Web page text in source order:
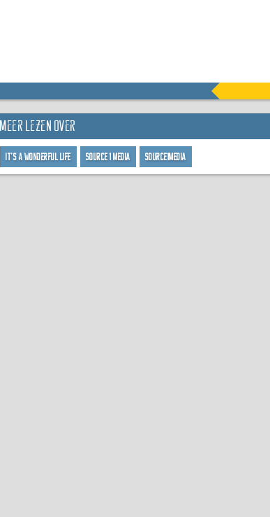
Meer lezen over
It's a Wonderful Life Source 1 Media Source1Media